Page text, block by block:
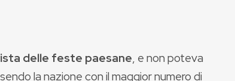
delle feste paesane, e non poteva
la nazione con il maggior numero di